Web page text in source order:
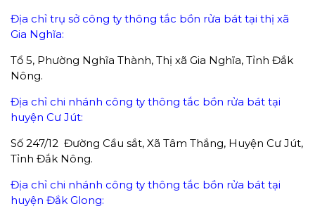
Địa chỉ trụ sở công ty thông tắc bồn rửa bát tại thị xã
Gia Nghĩa:
Tổ 5, Phường Nghĩa Thành, Thị xã Gia Nghĩa, Tỉnh Đắk
Nông.
Địa chỉ chi nhánh công ty thông tắc bồn rửa bát tại
huyện Cư Jút:
Số 247/12 Đường Cầu sắt, Xã Tâm Thắng, Huyện Cư Jút,
Tỉnh Đắk Nông.
Địa chỉ chi nhánh công ty thông tắc bồn rửa bát tại
huyện Đắk Glong: